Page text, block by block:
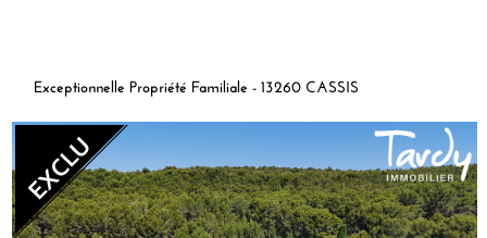
Exceptionnelle Propriété Familiale - 13260 CASSIS